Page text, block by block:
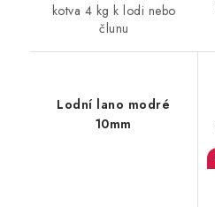
kotva 4 kg k lodi nebo
člunu
Lodní lano modré
10mm